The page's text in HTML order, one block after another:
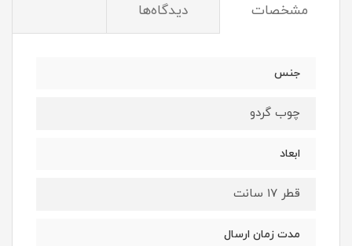
مشخصات دیدگاه‌ها
جنس
چوب گردو
ابعاد
قطر ۱۷ سانت
مدت زمان ارسال